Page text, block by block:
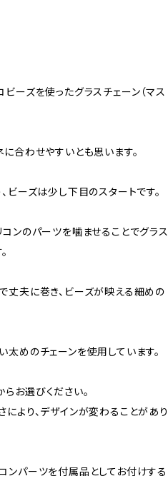
ーズを使ったグラスチェーン（マス
合わせやすいとも思います。
ビーズは少し下目のスタートです。
ンのパーツを噛ませることでグラス
丈夫に巻き、ビーズが映える細めの
めのチェーンを使用しています。
お選びください。
より、デザインが変わることがあり
ンパーツを付属品としてお付けする